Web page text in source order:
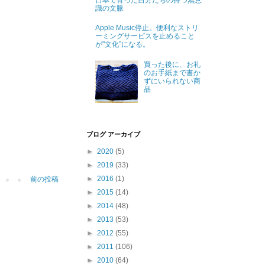
前の投稿
識の文脈
Apple Music停止。便利なストリ
ーミングサービスを止めること
が"文化”になる。
買った後に、お礼
のお手紙まで書か
ずにいられない商
品
ブログ アーカイブ
► 2020 (5)
► 2019 (33)
► 2016 (1)
► 2015 (14)
► 2014 (48)
► 2013 (53)
► 2012 (55)
► 2011 (106)
► 2010 (64)